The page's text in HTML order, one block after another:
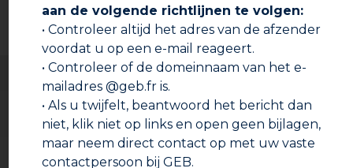
Gebruiksaanwijzing :
De verpakking bestaat uit twee gedeelten:
– een met de gevouwen met hars geïmpregneerde
patch
– een met het uithardmiddel
De twee gedeelten zijn gescheiden door een
doorzichtig en een gekleurd rubberen staafje.
Verwijder de afscheiding door aan een van de staafjes
Veiligheidsinformatieblad
aan de volgende richtlijnen te volgen:
• Controleer altijd het adres van de afzender
voordat u op een e-mail reageert.
• Controleer of de domeinnaam van het e-
mailadres @geb.fr is.
• Als u twijfelt, beantwoord het bericht dan
niet, klik niet op links en open geen bijlagen,
maar neem direct contact op met uw vaste
contactpersoon bij GEB.